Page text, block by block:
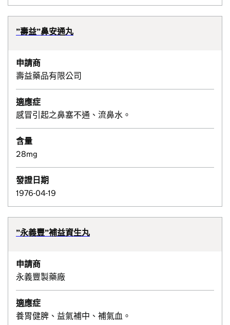
”壽益”鼻安通丸
申請商
壽益藥品有限公司
適應症
感冒引起之鼻塞不通、流鼻水。
含量
28mg
發證日期
1976-04-19
”永義豐”補益資生丸
申請商
永義豐製藥廠
適應症
養胃健脾、益氣補中、補氣血。